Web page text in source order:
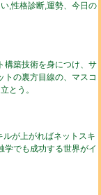
,性格診断,運勢、今日の
構築技術を身につけ、サ
トの裏方目線の、マスコ
とう。
が上がればネットスキ
学でも成功する世界がイ